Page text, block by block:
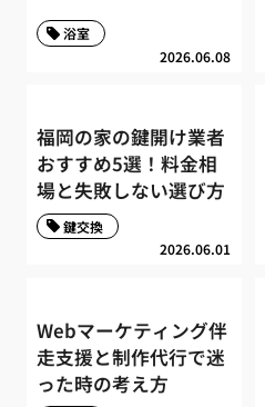
2026.06.08
浴室
福岡の家の鍵開け業者
おすすめ5選！料金相
場と失敗しない選び方
2026.06.01
鍵交換
Webマーケティング伴
走支援と制作代行で迷
った時の考え方